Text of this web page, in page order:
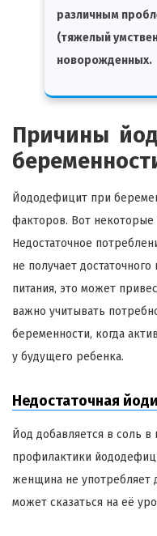
различным
(тяжелый
новорожденных.
Причины
Йододефицит при
факторов. Вот некоторые
Недостаточное
не получает
питания, это может
важно учитывать
беременности, когда
у будущего ребенка.
Недостаточная
Йод добавляется в соль
профилактики
женщина не употребляет
может сказаться на её